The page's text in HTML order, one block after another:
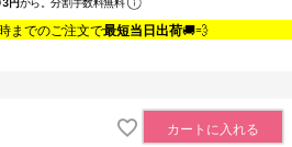
円から。分割手数料無料
までのご注文で最短当日出荷🚚💨
カートに入れる